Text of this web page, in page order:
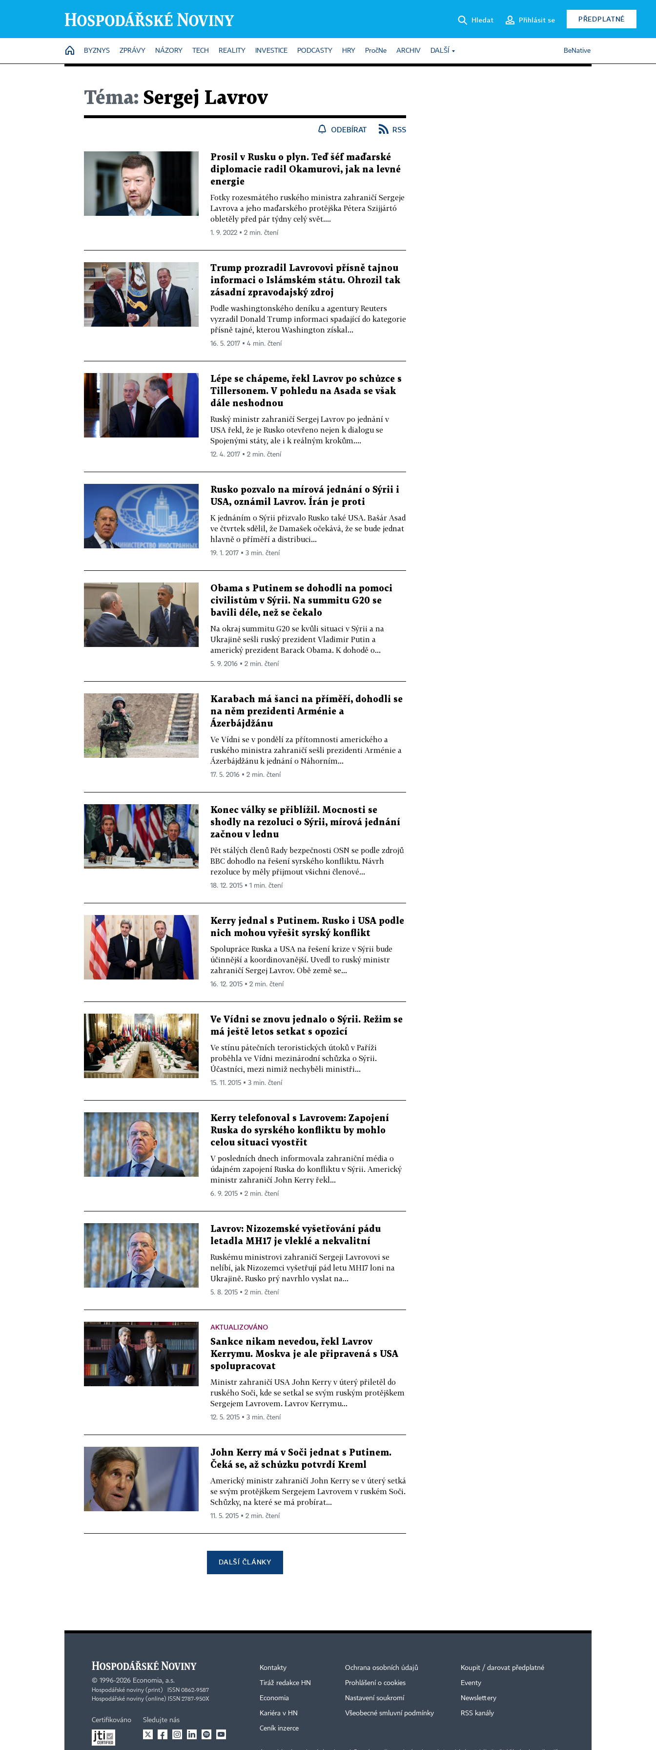
Hledat Přihlásit se PŘEDPLATNÉ
HOME
BYZNYS ZPRÁVY NÁZORY TECH REALITY INVESTICE PODCASTY HRY PročNe ARCHIV DALŠÍ BeNative
Téma: Sergej Lavrov
ODEBÍRAT RSS
Prosil v Rusku o plyn. Teď šéf maďarské
diplomacie radil Okamurovi, jak na levné
energie
Fotky rozesmátého ruského ministra zahraničí Sergeje
Lavrova a jeho maďarského protějška Pétera Szijjártó
obletěly před pár týdny celý svět....
1. 9. 2022 ▪ 2 min. čtení
Trump prozradil Lavrovovi přísně tajnou
informaci o Islámském státu. Ohrozil tak
zásadní zpravodajský zdroj
Podle washingtonského deníku a agentury Reuters
vyzradil Donald Trump informaci spadající do kategorie
přísně tajné, kterou Washington získal...
16. 5. 2017 ▪ 4 min. čtení
Lépe se chápeme, řekl Lavrov po schůzce s
Tillersonem. V pohledu na Asada se však
dále neshodnou
Ruský ministr zahraničí Sergej Lavrov po jednání v
USA řekl, že je Rusko otevřeno nejen k dialogu se
Spojenými státy, ale i k reálným krokům....
12. 4. 2017 ▪ 2 min. čtení
Rusko pozvalo na mírová jednání o Sýrii i
USA, oznámil Lavrov. Írán je proti
K jednáním o Sýrii přizvalo Rusko také USA. Bašár Asad
ve čtvrtek sdělil, že Damašek očekává, že se bude jednat
hlavně o příměří a distribuci...
19. 1. 2017 ▪ 3 min. čtení
Obama s Putinem se dohodli na pomoci
civilistům v Sýrii. Na summitu G20 se
bavili déle, než se čekalo
Na okraj summitu G20 se kvůli situaci v Sýrii a na
Ukrajině sešli ruský prezident Vladimir Putin a
americký prezident Barack Obama. K dohodě o...
5. 9. 2016 ▪ 2 min. čtení
Karabach má šanci na příměří, dohodli se
na něm prezidenti Arménie a
Ázerbájdžánu
Ve Vídni se v pondělí za přítomnosti amerického a
ruského ministra zahraničí sešli prezidenti Arménie a
Ázerbájdžánu k jednání o Náhorním...
17. 5. 2016 ▪ 2 min. čtení
Konec války se přiblížil. Mocnosti se
shodly na rezoluci o Sýrii, mírová jednání
začnou v lednu
Pět stálých členů Rady bezpečnosti OSN se podle zdrojů
BBC dohodlo na řešení syrského konfliktu. Návrh
rezoluce by měly přijmout všichni členové...
18. 12. 2015 ▪ 1 min. čtení
Kerry jednal s Putinem. Rusko i USA podle
nich mohou vyřešit syrský konflikt
Spolupráce Ruska a USA na řešení krize v Sýrii bude
účinnější a koordinovanější. Uvedl to ruský ministr
zahraničí Sergej Lavrov. Obě země se...
16. 12. 2015 ▪ 2 min. čtení
Ve Vídni se znovu jednalo o Sýrii. Režim se
má ještě letos setkat s opozicí
Ve stínu pátečních teroristických útoků v Paříži
proběhla ve Vídni mezinárodní schůzka o Sýrii.
Účastníci, mezi nimiž nechyběli ministři...
15. 11. 2015 ▪ 3 min. čtení
Kerry telefonoval s Lavrovem: Zapojení
Ruska do syrského konfliktu by mohlo
celou situaci vyostřit
V posledních dnech informovala zahraniční média o
údajném zapojení Ruska do konfliktu v Sýrii. Americký
ministr zahraničí John Kerry řekl...
6. 9. 2015 ▪ 2 min. čtení
Lavrov: Nizozemské vyšetřování pádu
letadla MH17 je vleklé a nekvalitní
Ruskému ministrovi zahraničí Sergeji Lavrovovi se
nelíbí, jak Nizozemci vyšetřují pád letu MH17 loni na
Ukrajině. Rusko prý navrhlo vyslat na...
5. 8. 2015 ▪ 2 min. čtení
AKTUALIZOVÁNO
Sankce nikam nevedou, řekl Lavrov
Kerrymu. Moskva je ale připravená s USA
spolupracovat
Ministr zahraničí USA John Kerry v úterý přiletěl do
ruského Soči, kde se setkal se svým ruským protějškem
Sergejem Lavrovem. Lavrov Kerrymu...
12. 5. 2015 ▪ 3 min. čtení
John Kerry má v Soči jednat s Putinem.
Čeká se, až schůzku potvrdí Kreml
Americký ministr zahraničí John Kerry se v úterý setká
se svým protějškem Sergejem Lavrovem v ruském Soči.
Schůzky, na které se má probírat...
11. 5. 2015 ▪ 2 min. čtení
DALŠÍ ČLÁNKY
© 1996-2026 Economia, a.s.
Hospodářské noviny (print) ISSN 0862-9587
Hospodářské noviny (online) ISSN 2787-950X
Certifikováno Sledujte nás
Kontakty
Tiráž redakce HN
Economia
Kariéra v HN
Ceník inzerce
Ochrana osobních údajů
Prohlášení o cookies
Nastavení soukromí
Všeobecné smluvní podmínky
Koupit / darovat předplatné
Eventy
Newslettery
RSS kanály